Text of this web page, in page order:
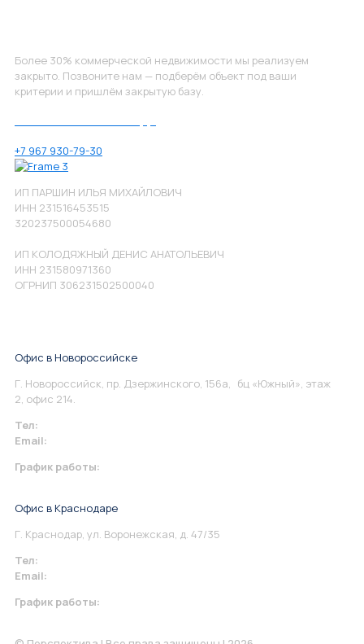
Более 30% коммерческой недвижимости мы реализуем
закрыто. Позвоните нам — подберём объект под ваши
критерии и пришлём закрытую базу.
+7 967 930-79-30
ИП ПАРШИН ИЛЬЯ МИХАЙЛОВИЧ
ИНН 231516453515
320237500054680
ИП КОЛОДЯЖНЫЙ ДЕНИС АНАТОЛЬЕВИЧ
ИНН 231580971360
ОГРНИП 306231502500040
Офис в Новороссийске
Г. Новороссийск, пр. Дзержинского, 156а, бц «Южный», этаж
2, офис 214.
Тел:
Email:
График работы:
Офис в Краснодаре
Г. Краснодар, ул. Воронежская, д. 47/35
Тел:
Email:
График работы: